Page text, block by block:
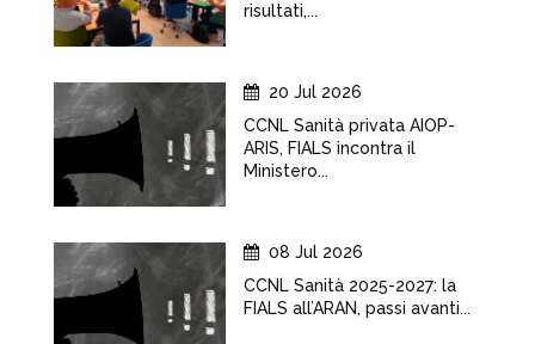
risultati,...
20 Jul 2026
CCNL Sanità privata AIOP-
ARIS, FIALS incontra il
Ministero...
08 Jul 2026
CCNL Sanità 2025-2027: la
FIALS all’ARAN, passi avanti...